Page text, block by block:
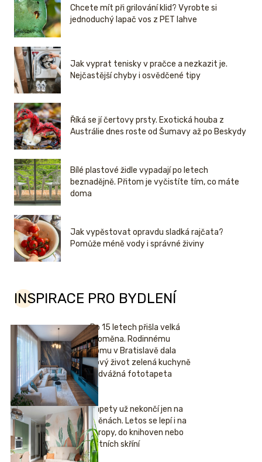
Chcete mít při grilování klid? Vyrobte si
jednoduchý lapač vos z PET lahve
Jak vyprat tenisky v pračce a nezkazit je.
Nejčastější chyby i osvědčené tipy
Říká se jí čertovy prsty. Exotická houba z
Austrálie dnes roste od Šumavy až po Beskydy
Bílé plastové židle vypadají po letech
beznadějně. Přitom je vyčistíte tím, co máte
doma
Jak vypěstovat opravdu sladká rajčata?
Pomůže méně vody i správné živiny
INSPIRACE PRO BYDLENÍ
Po 15 letech přišla velká
proměna. Rodinnému
domu v Bratislavě dala
nový život zelená kuchyně
i odvážná fototapeta
Tapety už nekončí jen na
stěnách. Letos se lepí i na
stropy, do knihoven nebo
šatních skříní